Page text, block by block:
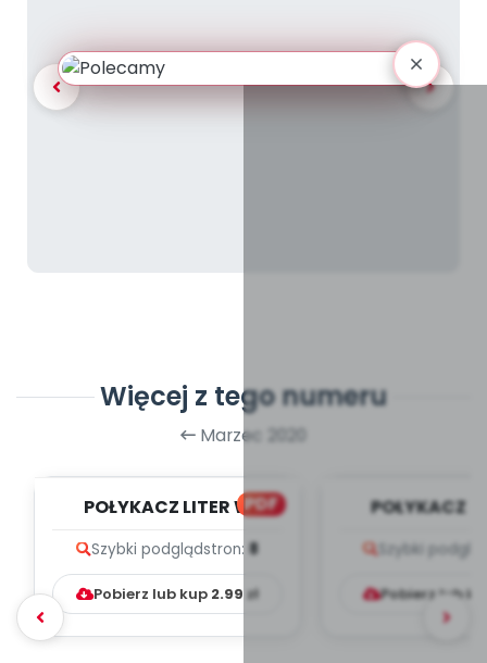
Więcej z tego numeru
Marzec 2020
PDF
POŁYKACZ LITER W
Szybki podglądstron: 8
Pobierz lub kup 2.99 zł
POŁYKACZ
Szybki
Pobierz lub